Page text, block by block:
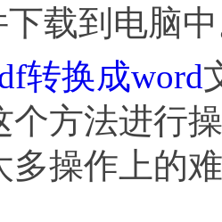
下载到电脑
转换成word
个方法进行
多操作上的